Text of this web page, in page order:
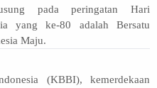
pada peringatan Hari
yang ke-80 adalah Bersatu
Maju.
(KBBI), kemerdekaan